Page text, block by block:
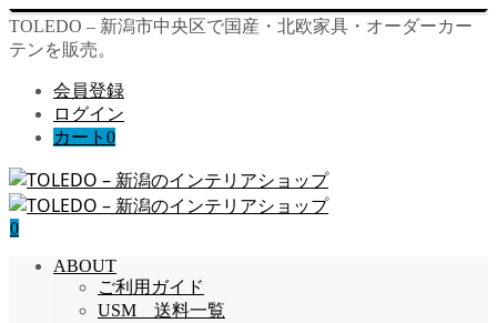
TOLEDO – 新潟市中央区で国産・北欧家具・オーダーカー
テンを販売。
会員登録
ログイン
カート 0
0
ABOUT
ご利用ガイド
USM 送料一覧